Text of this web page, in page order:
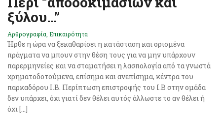
ξύλου…”
Αρθρογραφία, Επικαιρότητα
Ήρθε η ώρα να ξεκαθαρίσει η κατάσταση και ορισμένα
πράγματα να μπουν στην θέση τους για να μην υπάρχουν
παρερμηνείες και να σταματήσει η λασπολογία από τα γνωστά
χρηματοδοτούμενα, επίσημα και ανεπίσημα, κέντρα του
παρκαδόρου Ι.Β. Περίπτωση επιστροφής του Ι.Β στην ομάδα
δεν υπάρχει, όχι γιατί δεν θέλει αυτός άλλωστε το αν θέλει ή
όχι […]